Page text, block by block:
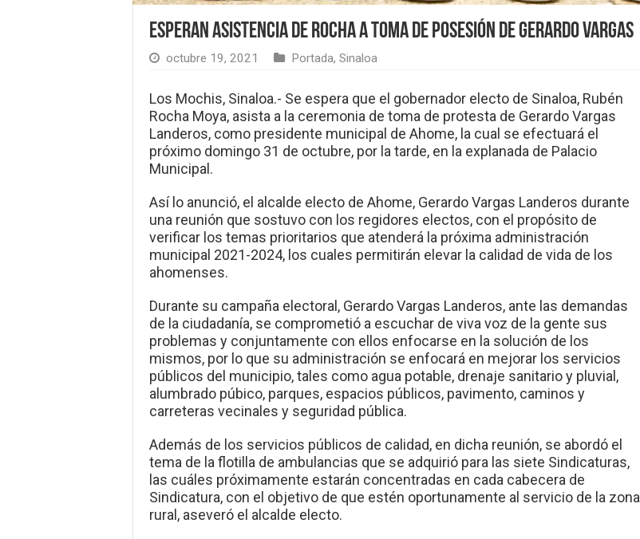
Esperan asistencia de Rocha a toma de posesión de Gerardo Vargas
octubre 19, 2021 Portada, Sinaloa
Los Mochis, Sinaloa.- Se espera que el gobernador electo de Sinaloa, Rubén
Rocha Moya, asista a la ceremonia de toma de protesta de Gerardo Vargas
Landeros, como presidente municipal de Ahome, la cual se efectuará el
próximo domingo 31 de octubre, por la tarde, en la explanada de Palacio
Municipal.
Así lo anunció, el alcalde electo de Ahome, Gerardo Vargas Landeros durante
una reunión que sostuvo con los regidores electos, con el propósito de
verificar los temas prioritarios que atenderá la próxima administración
municipal 2021-2024, los cuales permitirán elevar la calidad de vida de los
ahomenses.
Durante su campaña electoral, Gerardo Vargas Landeros, ante las demandas
de la ciudadanía, se comprometió a escuchar de viva voz de la gente sus
problemas y conjuntamente con ellos enfocarse en la solución de los
mismos, por lo que su administración se enfocará en mejorar los servicios
públicos del municipio, tales como agua potable, drenaje sanitario y pluvial,
alumbrado púbico, parques, espacios públicos, pavimento, caminos y
carreteras vecinales y seguridad pública.
Además de los servicios públicos de calidad, en dicha reunión, se abordó el
tema de la flotilla de ambulancias que se adquirió para las siete Sindicaturas,
las cuáles próximamente estarán concentradas en cada cabecera de
Sindicatura, con el objetivo de que estén oportunamente al servicio de la zona
rural, aseveró el alcalde electo.